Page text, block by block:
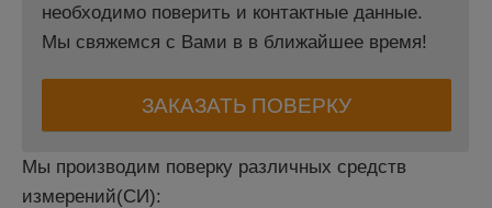
необходимо поверить и контактные данные.
Мы свяжемся с Вами в в ближайшее время!
ЗАКАЗАТЬ ПОВЕРКУ
Мы производим поверку различных средств
измерений(СИ):